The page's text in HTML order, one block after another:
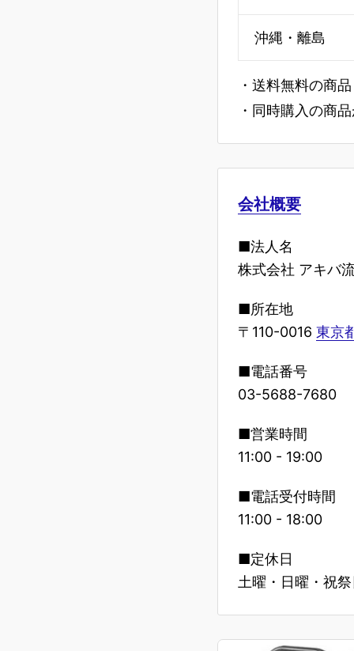
沖縄・離島
・送料無料の商
・同時購入の商
会社概要
■法人名
株式会社 アキバ
■所在地
〒110-0016 東京
■電話番号
03-5688-7680
■営業時間
11:00 - 19:00
■電話受付時間
11:00 - 18:00
■定休日
土曜・日曜・祝